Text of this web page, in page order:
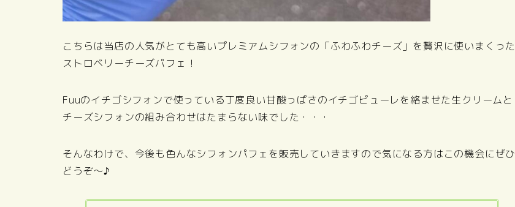
こちらは当店の人気がとても高いプレミアムシフォンの「ふわふわチーズ」を贅沢に使いまくった
ストロベリーチーズパフェ！
Fuuのイチゴシフォンで使っている丁度良い甘酸っぱさのイチゴピューレを絡ませた生クリームと
チーズシフォンの組み合わせはたまらない味でした・・・
そんなわけで、今後も色んなシフォンパフェを販売していきますので気になる方はこの機会にぜひ
どうぞ～♪